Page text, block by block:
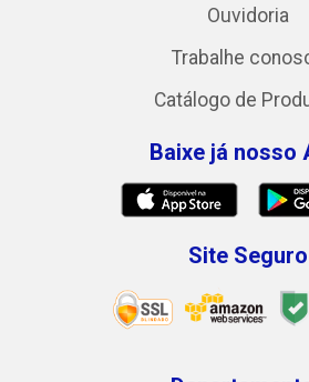
Ouvidoria
Trabalhe
Catálogo de
Baixe já nosso
Site Seguro